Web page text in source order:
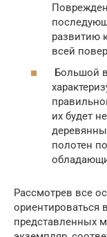
развитию
всей
Большой
их будет
полотен
Рассмотрев все
ориентироваться
представленных